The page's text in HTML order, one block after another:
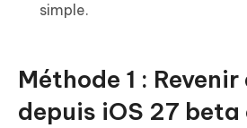
simple.
Méthode 1 :
depuis iOS 27